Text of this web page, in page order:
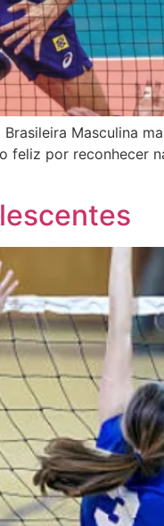
Masculina
por reconhecer